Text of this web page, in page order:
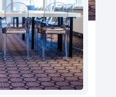
Zandvoortse kust, de